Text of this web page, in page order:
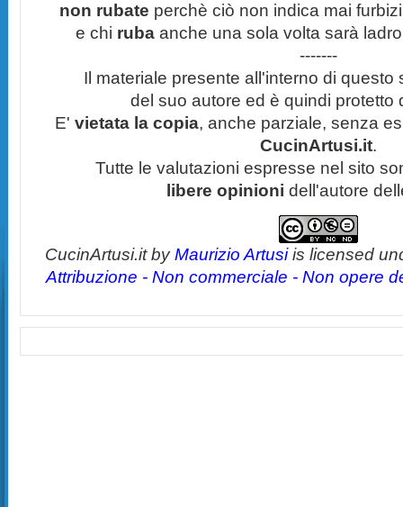
non rubate perchè ciò non indica mai
e chi ruba anche una sola volta sarà
-------
Il materiale presente all'interno di questo
del suo autore ed è quindi protetto
E' vietata la copia, anche parziale, senza
CucinArtusi.it.
Tutte le valutazioni espresse nel sito
libere opinioni dell'autore
CucinArtusi.itbyMaurizio Artusiis licensed
Attribuzione - Non commerciale - Non opere